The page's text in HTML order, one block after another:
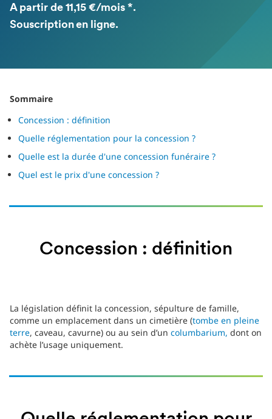
A partir de 11,15 €/mois *.
Souscription en ligne.
Sommaire
Concession : définition
Quelle réglementation pour la concession ?
Quelle est la durée d'une concession funéraire ?
Quel est le prix d'une concession ?
Concession : définition
La législation définit la concession, sépulture de famille,
comme un emplacement dans un cimetière (tombe en pleine
terre, caveau, cavurne) ou au sein d’un columbarium, dont on
achète l’usage uniquement.